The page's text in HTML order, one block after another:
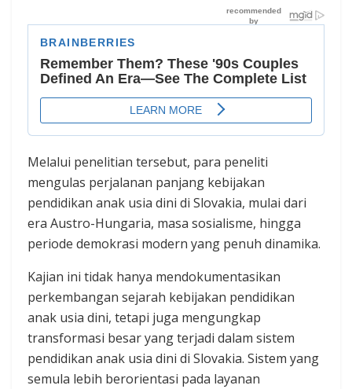
Melalui penelitian tersebut, para peneliti
mengulas perjalanan panjang kebijakan
pendidikan anak usia dini di Slovakia, mulai dari
era Austro-Hungaria, masa sosialisme, hingga
periode demokrasi modern yang penuh dinamika.
Kajian ini tidak hanya mendokumentasikan
perkembangan sejarah kebijakan pendidikan
anak usia dini, tetapi juga mengungkap
transformasi besar yang terjadi dalam sistem
pendidikan anak usia dini di Slovakia. Sistem yang
semula lebih berorientasi pada layanan